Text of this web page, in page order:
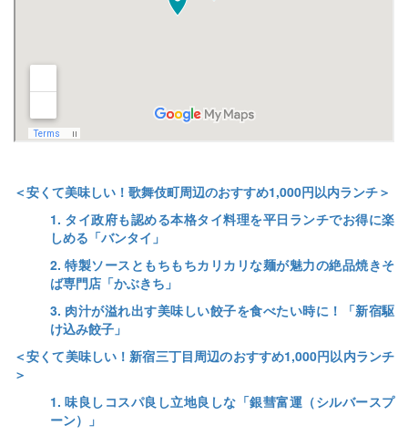
＜安くて美味しい！歌舞伎町周辺のおすすめ1,000円以内ランチ＞
1. タイ政府も認める本格タイ料理を平日ランチでお得に楽
しめる「バンタイ」
2. 特製ソースともちもちカリカリな麺が魅力の絶品焼きそ
ば専門店「かぶきち」
3. 肉汁が溢れ出す美味しい餃子を食べたい時に！「新宿駆
け込み餃子」
＜安くて美味しい！新宿三丁目周辺のおすすめ1,000円以内ランチ
＞
1. 味良しコスパ良し立地良しな「銀彗富運（シルバースプ
ーン）」